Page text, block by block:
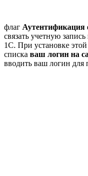
флаг Аутентификация
связать учетную
1С. При установке
списка ваш логин на
вводить ваш логин для